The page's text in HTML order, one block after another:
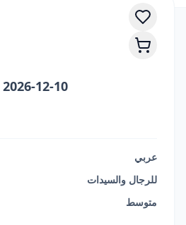
2026-12-10
عربي
للرجال والسيدات
متوسط